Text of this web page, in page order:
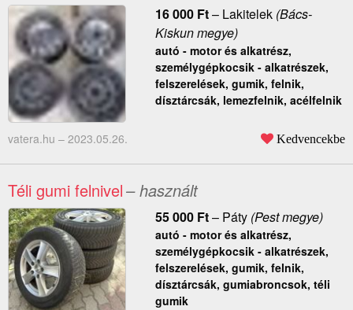
16 000 Ft– Lakitelek(Bács-
Kiskun megye)
autó - motor és alkatrész,
személygépkocsik - alkatrészek,
felszerelések, gumik, felnik,
dísztárcsák, lemezfelnik, acélfelnik
vatera.hu – 2023.05.26. Kedvencekbe
Téli gumi felnivel– használt
55 000 Ft– Páty(Pest megye)
autó - motor és alkatrész,
személygépkocsik - alkatrészek,
felszerelések, gumik, felnik,
dísztárcsák, gumiabroncsok, téli
gumik